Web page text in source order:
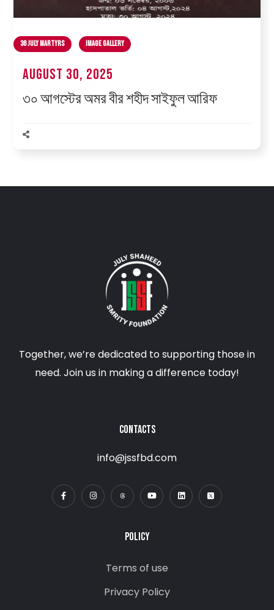
36 July Martyrs Image Gallery
August 30, 2025
৩০ আগস্টের অমর বীর শহীদ সাইফুল আরিফ
Together, we’re dedicated to supporting those in
need. Join us in making a difference today!
CONTACTS
info@jssfbd.com
POLICY
Terms of use
Privacy Policy